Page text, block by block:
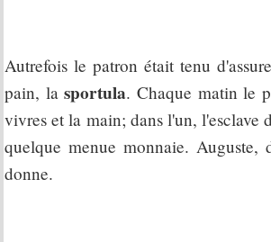
Autrefois le patron était tenu
pain, lasportula. Chaque matin le
vivres et la main; dans l'un, l'esclave
quelque menue monnaie.
donne.